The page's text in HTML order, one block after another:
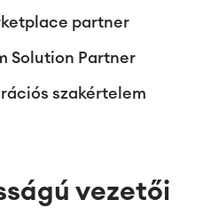
partner
Solution Partner
szakértelem
vezetői